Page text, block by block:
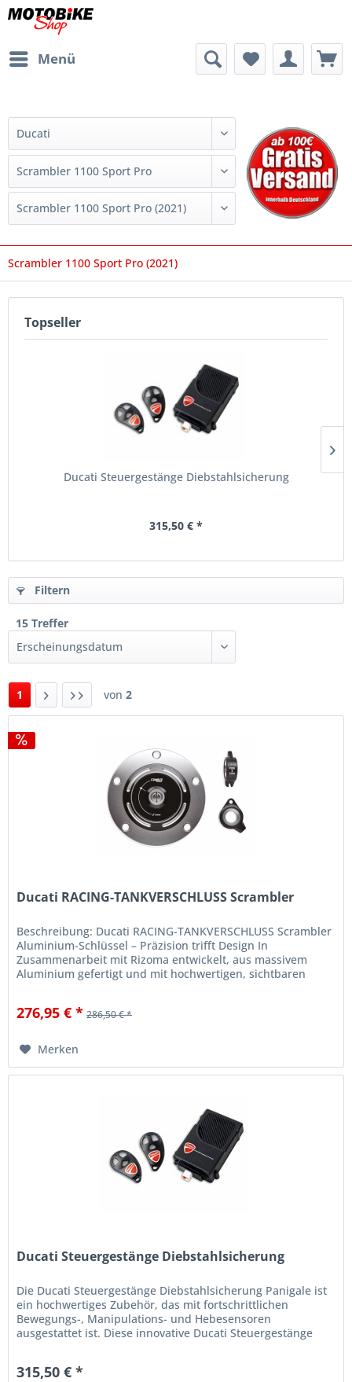
Menü
Scrambler 1100 Sport Pro (2021)
Topseller
Ducati Steuergestänge Diebstahlsicherung
315,50 € *
Filtern
15 Treffer
1 von 2
Ducati RACING-TANKVERSCHLUSS Scrambler
Beschreibung: Ducati RACING-TANKVERSCHLUSS Scrambler
Aluminium-Schlüssel – Präzision trifft Design In
Zusammenarbeit mit Rizoma entwickelt, aus massivem
Aluminium gefertigt und mit hochwertigen, sichtbaren
276,95 € * 286,50 € *
Merken
Ducati Steuergestänge Diebstahlsicherung
Die Ducati Steuergestänge Diebstahlsicherung Panigale ist
ein hochwertiges Zubehör, das mit fortschrittlichen
Bewegungs-, Manipulations- und Hebesensoren
ausgestattet ist. Diese innovative Ducati Steuergestänge
315,50 € *